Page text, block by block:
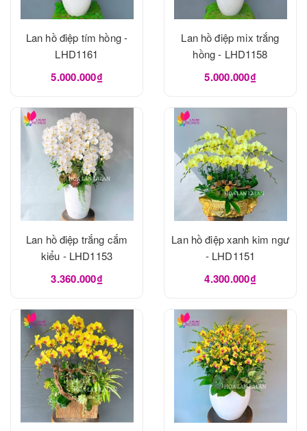
Lan hồ điệp tím hồng -
LHD1161
5.000.000₫
Lan hồ điệp mix trắng
hồng - LHD1158
5.000.000₫
Lan hồ điệp trắng cắm
kiểu - LHD1153
3.360.000₫
Lan hồ điệp xanh kim ngư
- LHD1151
4.300.000₫